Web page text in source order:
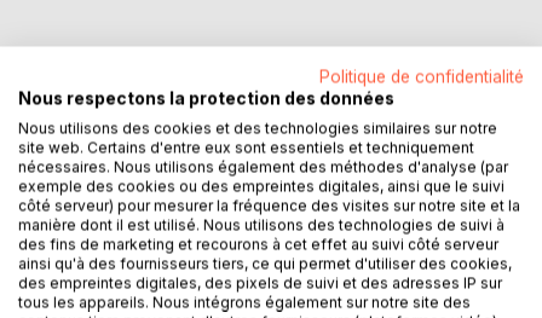
DESCRIPTION
L'ANTRE livre les mémoires artistiques de l'artiste
plasticien Anthony Guillermo. Autoportraits; photographies
de paysages et d'animaux; projets d'arts se succèdent
dans cet ouvrage.
Politique de confidentialité
Nous respectons la protection des données
Nous utilisons des cookies et des technologies similaires sur notre
site web. Certains d'entre eux sont essentiels et techniquement
nécessaires. Nous utilisons également des méthodes d'analyse (par
exemple des cookies ou des empreintes digitales, ainsi que le suivi
côté serveur) pour mesurer la fréquence des visites sur notre site et la
manière dont il est utilisé. Nous utilisons des technologies de suivi à
des fins de marketing et recourons à cet effet au suivi côté serveur
ainsi qu'à des fournisseurs tiers, ce qui permet d'utiliser des cookies,
des empreintes digitales, des pixels de suivi et des adresses IP sur
tous les appareils. Nous intégrons également sur notre site des